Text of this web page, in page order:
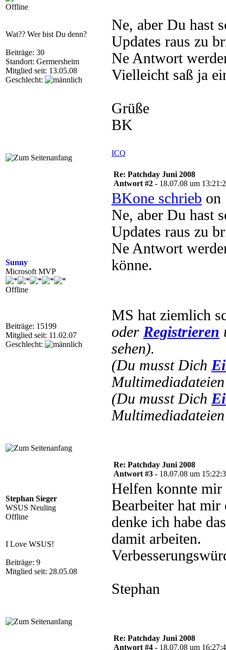
Offline
Wat?? Wer bist Du denn?
Beiträge: 30
Standort: Germersheim
Mitglied seit: 13.05.08
Geschlecht:
Ne, aber Du hast
Updates raus zu
Ne Antwort
Vielleicht saß ja
Grüße
BK
ICQ
Sunny
Microsoft MVP
Offline
Beiträge: 15199
Mitglied seit: 11.02.07
Geschlecht:
Re: Patchday Juni 2008
Antwort #2 - 18.07.08 um
BKone schrieb on
Ne, aber Du hast
Updates raus zu
Ne Antwort
könne.
MS hat ziemlich
oder Registrieren
sehen).
(Du musst Dich
(Du musst Dich
Stephan Sieger
WSUS Neuling
Offline
I Love WSUS!
Beiträge: 9
Mitglied seit: 28.05.08
Re: Patchday Juni 2008
Antwort #3 - 18.07.08 um
Helfen konnte
Bearbeiter hat mir
denke ich habe
damit arbeiten.
Stephan
Re: Patchday Juni 2008
Antwort #4 - 18.07.08 um